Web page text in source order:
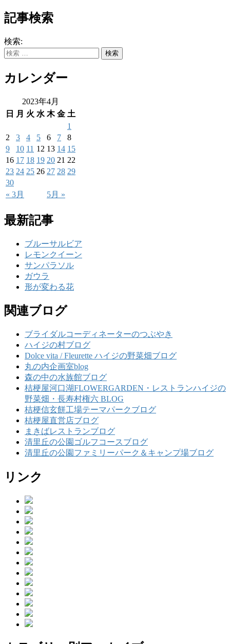
記事検索
検索:
カレンダー
2023年4月
日
月 火 水 木 金 土
« 3月 5月 »
1
2
3 4 5 6 7
8
9
10 11 12 13 14 15
16 17 18 19 20 21 22
23 24 25 26 27 28 29
30
最新記事
ブルーサルビア
レモンクイーン
サンパラソル
ガウラ
形が変わる花
関連ブログ
ブライダルコーディネーターのつぶやき
ハイジの村ブログ
Dolce vita / Fleurette ハイジの野菜畑ブログ
丸の内企画室blog
森の中の水族館ブログ
桔梗屋河口湖FLOWERGARDEN・レストランハイジの
野菜畑・長寿村権六 BLOG
桔梗信玄餅工場テーマパークブログ
桔梗屋直営店ブログ
まきばレストランブログ
清里丘の公園ゴルフコースブログ
清里丘の公園ファミリーパーク＆キャンプ場ブログ
リンク